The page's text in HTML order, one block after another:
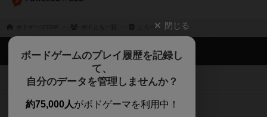
しろー 閉じる
ボードゲームのプレイ履歴を記録し
て、
自分のデータを管理しませんか？
約75,000人がボドゲーマを利用中！
ボドゲーマTOP
ボードゲームを検索する
ボードゲームの新着レビュー